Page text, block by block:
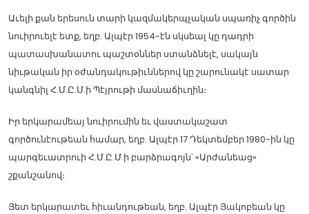
Աւելի քան երեսուն տարի կազմակերպչական սպառիչ գործին
նուիրուելէ ետք, եղբ. Ալպէր 1954-էն սկսեալ կը դադրի
պատասխանատու պաշտօններ ստանձնելէ, սակայն
նիւթական իր օժանդակութիւններով կը շարունակէ սատար
կանգնիլ Հ.Մ.Ը.Մ.ի Պէյրութի մասնաճիւղին։
Իր երկարամեայ նուիրումին եւ վաստակաշատ
գործունէութեան համար, եղբ. Ալպէր 17 Դեկտեմբեր 1980-ին կը
պարգեւատրուի Հ.Մ.Ը.Մ.ի բարձրագոյն՝ «Արժանեաց»
շքանշանով։
Յետ երկարատեւ հիւանդութեան, եղբ. Ալպէր Յակոբեան կը